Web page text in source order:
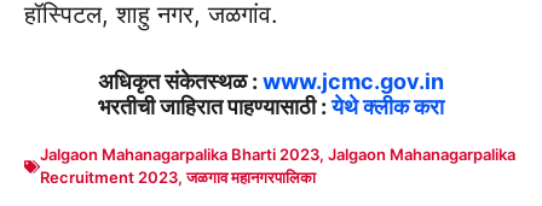
हॉस्पिटल, शाहु नगर, जळगांव.
अधिकृत संकेतस्थळ : www.jcmc.gov.in
भरतीची जाहिरात पाहण्यासाठी :येथे क्लीक करा
Jalgaon Mahanagarpalika Bharti 2023, Jalgaon Mahanagarpalika
Recruitment 2023,जळगाव महानगरपालिका